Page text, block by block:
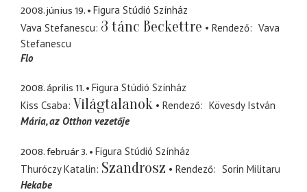
2008. június 19.
Figura Stúdió Színház
Vava Stefanescu 3 tánc Beckettre Rendező
Vava
Stefanescu
Flo
2008. április 11.
Figura Stúdió Színház
Kiss Csaba Világtalanok Rendező
Kövesdy István
Mária az Otthon vezetője
2008. február 3.
Figura Stúdió Színház
Thuróczy Katalin Szandrosz Rendező
Sorin Militaru
Hekabe